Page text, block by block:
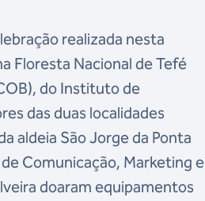
realizada nesta
Floresta Nacional de Tefé
do Instituto de
das duas localidades
aldeia São Jorge da Ponta
Comunicação, Marketing e
doaram equipamentos